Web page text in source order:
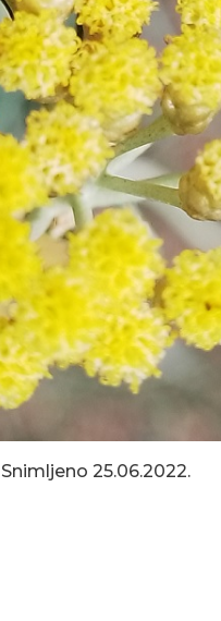
Snimljeno 25.06.2022.